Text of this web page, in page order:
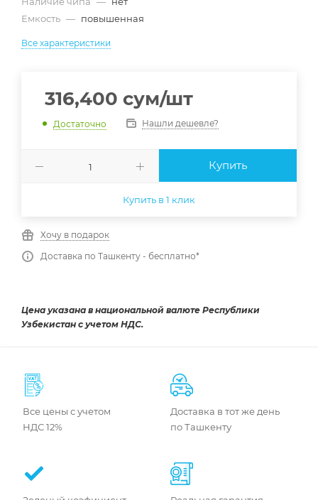
Емкость — повышенная
Все характеристики
316,400 сум/шт
Достаточно Нашли дешевле?
Купить
Купить в 1 клик
Хочу в подарок
Доставка по Ташкенту - бесплатно*
Цена указана в национальной валюте Республики
Узбекистан с учетом НДС.
Все цены с учетом
НДС 12%
Доставка в тот же день
по Ташкенту